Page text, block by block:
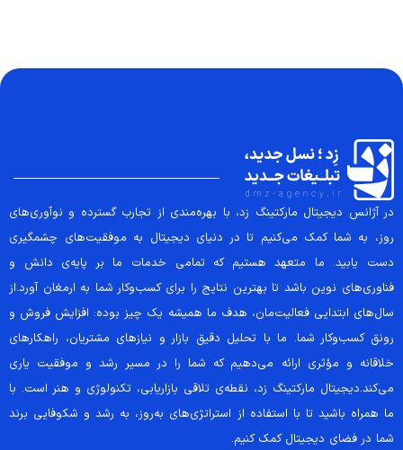
در آژانس دیجیتال مارکتینگ زد، با بهره‌مندی از تجارب گسترده و نوآوری‌های
روز، به شما کمک می‌کنیم تا در دنیای دیجیتال به موفقیت‌های چشمگیری
دست یابید. ما متعهد هستیم که تمامی خدمات ما بر پایه‌ی دانش و
فناوری‌های نوین باشد تا بهترین نتایج را برای کسب‌وکار شما به ارمغان آورد.از
سال‌های ابتدایی فعالیت‌مان، هدف ما همیشه یک چیز بوده: افزایش فروش و
رونق کسب‌وکار شما. ما با تحلیل دقیق بازار و نیازهای مشتریان، راهکارهای
خلاقانه و مؤثری ارائه می‌دهیم که شما را در مسیر رشد و موفقیت یاری
می‌کند.دیجیتال مارکتینگ زد، نقطه‌ی تلاقی بازاریابی، تکنولوژی و هنر است. با
ما همراه باشید تا با استفاده از استراتژی‌های به‌روز، به رشد و شکوفایی برند
شما در فضای دیجیتال کمک کنیم.